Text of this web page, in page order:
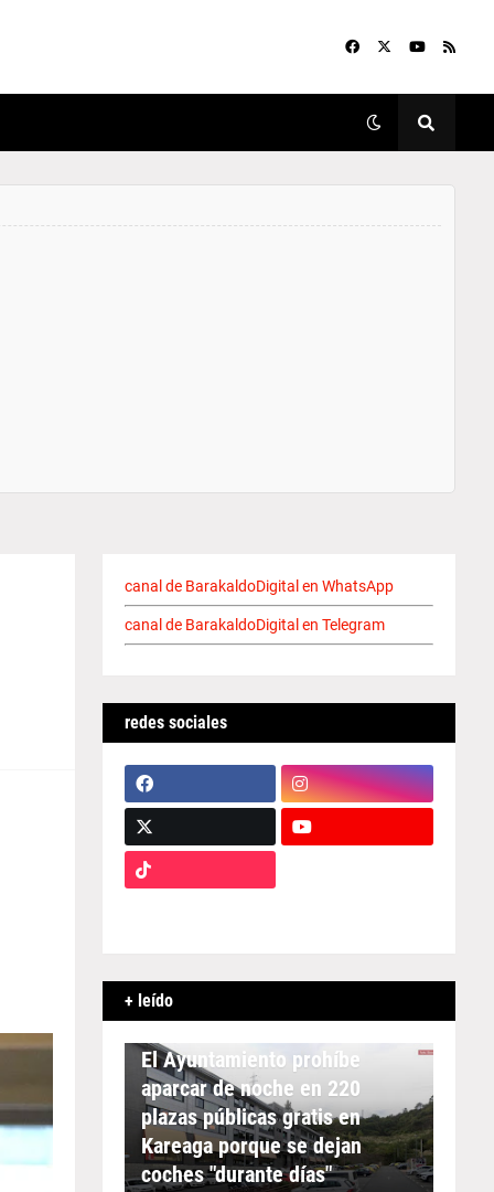
canal de BarakaldoDigital en WhatsApp
canal de BarakaldoDigital en Telegram
redes sociales
+ leído
APARCAMIENTO
El Ayuntamiento prohíbe
aparcar de noche en 220
plazas públicas gratis en
Kareaga porque se dejan
coches "durante días"